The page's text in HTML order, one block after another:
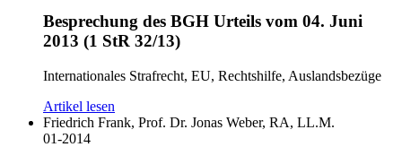
Besprechung des BGH Urteils vom 04. Juni
2013 (1 StR 32/13)
Internationales Strafrecht, EU, Rechtshilfe, Auslandsbezüge
Artikel lesen
Friedrich Frank, Prof. Dr. Jonas Weber, RA, LL.M.
01-2014